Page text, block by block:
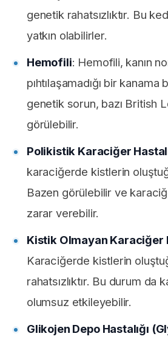
genetik rahatsızlıktır. Bu
yatkın olabilirler.
Hemofili: Hemofili, kanın
pıhtılaşamadığı bir
genetik sorun, bazı British
görülebilir.
Polikistik Karaciğer
karaciğerde kistlerin
Bazen görülebilir ve
zarar verebilir.
Kistik Olmayan Karaciğer
Karaciğerde kistlerin
rahatsızlıktır. Bu durum da
olumsuz etkileyebilir.
Glikojen Depo Hastalığı